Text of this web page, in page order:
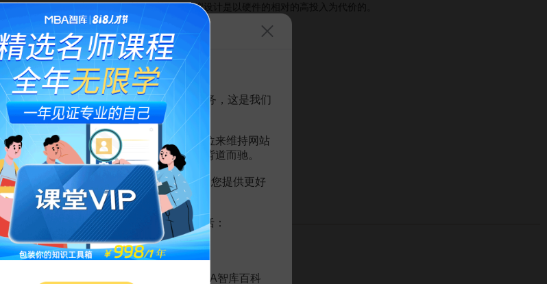
承原有CAD技术的资源和成果；其次，虚拟设计是以硬件的相对的高投入为代价的。
不高，到原型生产出来后才暴露出问题。
能。
性分析和干涉检验等。
MBA智库APP
改错误内容，请 投诉举报 。
MBA智库百科用户的一封信
户：
一直以免费公益的形式为大家提供知识服务，这是我们
峻的经营挑战下，单纯依靠不断增加广告位来维持网站
越影响您的使用体验，这也与我们的初衷背道而驰。
，我们决定推出VIP会员收费制度，以便为您提供更好
。
9.9元 / 年， 点击开通），您的权益将包括：
以来您对百科频道的支持。诚邀您加入MBA智库百科